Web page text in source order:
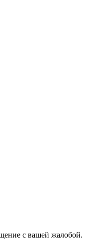
с вашей жалобой.